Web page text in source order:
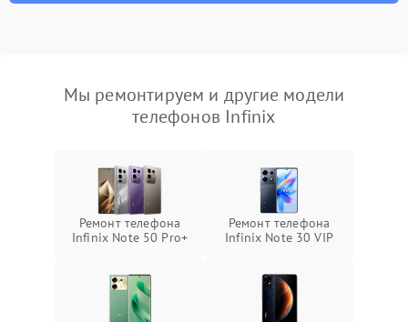
Мы ремонтируем и другие модели
телефонов Infinix
Ремонт телефона
Infinix Note 50 Pro+
Ремонт телефона
Infinix Note 30 VIP